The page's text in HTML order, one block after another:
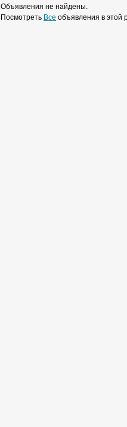
Объявления не найдены.
Посмотреть Все объявления в этой